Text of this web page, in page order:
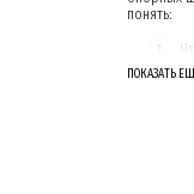
понять:
ПОКАЗАТЬ